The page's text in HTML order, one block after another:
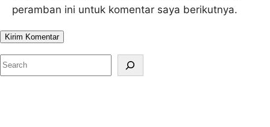
peramban ini untuk komentar saya berikutnya.
S
e